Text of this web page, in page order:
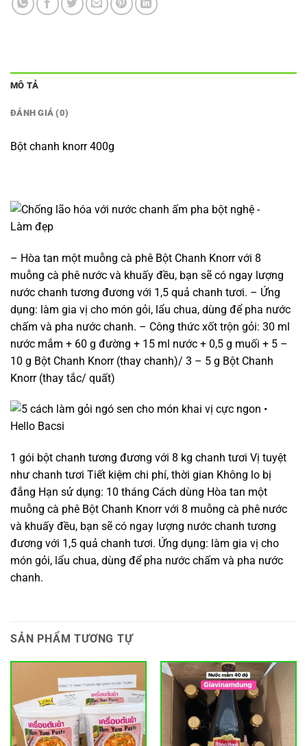
MÔ TẢ
ĐÁNH GIÁ (0)
Bột chanh knorr 400g
– Hòa tan một muỗng cà phê Bột Chanh Knorr với 8
muỗng cà phê nước và khuấy đều, bạn sẽ có ngay lượng
nước chanh tương đương với 1,5 quả chanh tươi. – Ứng
dụng: làm gia vị cho món gỏi, lẩu chua, dùng để pha nước
chấm và pha nước chanh. – Công thức xốt trộn gỏi: 30 ml
nước mắm + 60 g đường + 15 ml nước + 0,5 g muối + 5 –
10 g Bột Chanh Knorr (thay chanh)/ 3 – 5 g Bột Chanh
Knorr (thay tắc/ quất)
1 gói bột chanh tương đương với 8 kg chanh tươi Vị tuyệt
như chanh tươi Tiết kiệm chi phí, thời gian Không lo bị
đắng Hạn sử dụng: 10 tháng Cách dùng Hòa tan một
muỗng cà phê Bột Chanh Knorr với 8 muỗng cà phê nước
và khuấy đều, bạn sẽ có ngay lượng nước chanh tương
đương với 1,5 quả chanh tươi. Ứng dụng: làm gia vị cho
món gỏi, lẩu chua, dùng để pha nước chấm và pha nước
chanh.
SẢN PHẨM TƯƠNG TỰ